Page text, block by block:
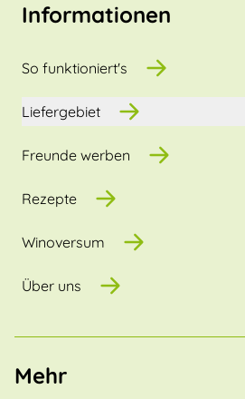
Informationen
So funktioniert's
Liefergebiet
Freunde werben
Rezepte
Winoversum
Über uns
Mehr